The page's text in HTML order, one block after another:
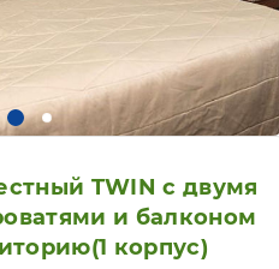
TWIN с двумя
и балконом
корпус)